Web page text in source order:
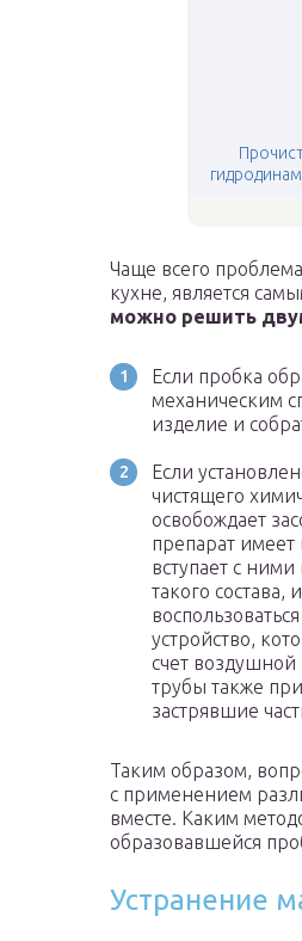
Чаще всего
кухне, является
можно решить
Если пробка
механическим
изделие и
Если
чистящего
освобождает
препарат имеет
вступает с
такого
устройство,
счет
трубы также
застрявшие
Таким образом,
с применением
вместе. Каким
образовавшейся
Устранение